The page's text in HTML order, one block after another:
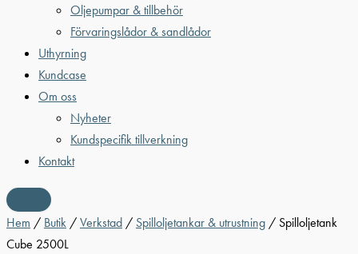
Oljepumpar & tillbehör
Förvaringslådor & sandlådor
Uthyrning
Kundcase
Om oss
Nyheter
Kundspecifik tillverkning
Kontakt
Hem / Butik /Verkstad / Spilloljetankar & utrustning / Spilloljetank
Cube 2500L